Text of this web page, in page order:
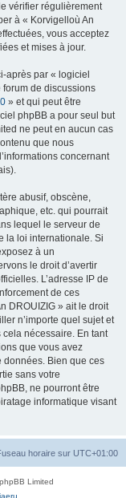
vérifier régulièrement
à « Korvigelloù An
vous acceptez
et mises à jour.
après par « logiciel
de discussions
» et qui peut être
phpBB a pour seul but
ne peut en aucun cas
que nous
concernant
abusif, obscène,
etc. qui pourrait
lequel le serveur de
la loi internationale. Si
à un
le droit d’avertir
L’adresse IP de
de ces
DROUIZIG » ait le droit
n’importe quel sujet et
cela nécessaire. En tant
que vous avez
données. Bien que ces
sans votre
ne pourront être
informatique visant
horaire sur UTC+01:00
Limited